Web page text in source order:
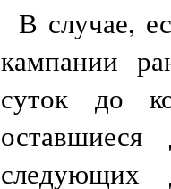
В случае,
кампании
суток до
следующих